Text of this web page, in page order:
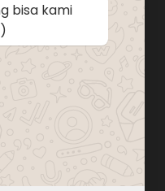
Pondok
bisa kami